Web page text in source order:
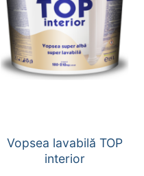
Vopsea lavabilă TOP
interior